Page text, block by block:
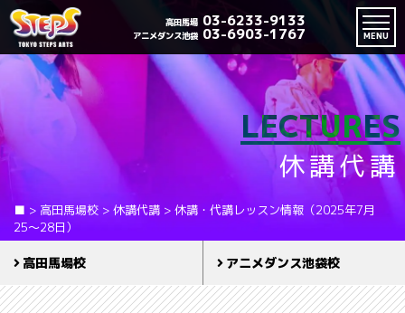
高田馬場 03-6233-9133
アニメダンス池袋 03-6903-1767 MENU
LECTURES
休講代講
■ > 高田馬場校 > 休講代講 > 休講・代講レッスン情報（2025年7月
25～28日）
高田馬場校 アニメダンス池袋校